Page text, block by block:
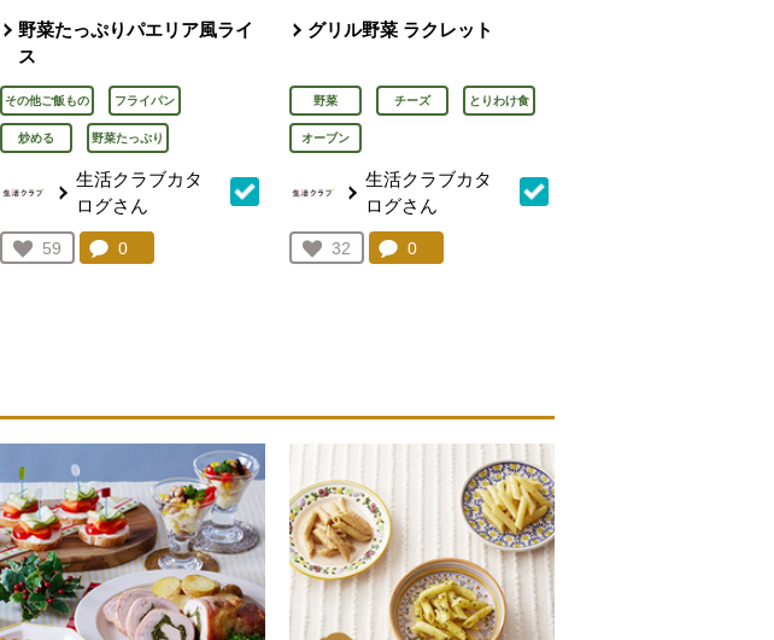
野菜たっぷりパエリア風ライ
ス
その他ご飯もの フライパン
炒める 野菜たっぷり
生活クラブカタ
ログさん
お気に入り登録：
59
人が登録
コメント：
0件。コメントを見る。
グリル野菜 ラクレット
野菜 チーズ とりわけ食
オーブン
生活クラブカタ
ログさん
お気に入り登録：
32
人が登録
コメント：
0件。コメントを見る。